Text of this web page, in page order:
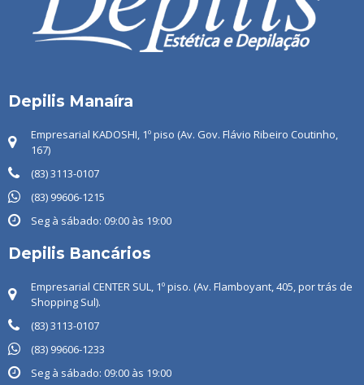
Depilis Manaíra
Empresarial KADOSHI, 1º piso (Av. Gov. Flávio Ribeiro Coutinho,
167)
(83) 3113-0107
(83) 99606-1215
Seg à sábado: 09:00 às 19:00
Depilis Bancários
Empresarial CENTER SUL, 1º piso. (Av. Flamboyant, 405, por trás de
Shopping Sul).
(83) 3113-0107
(83) ‭99606-1233
Seg à sábado: 09:00 às 19:00